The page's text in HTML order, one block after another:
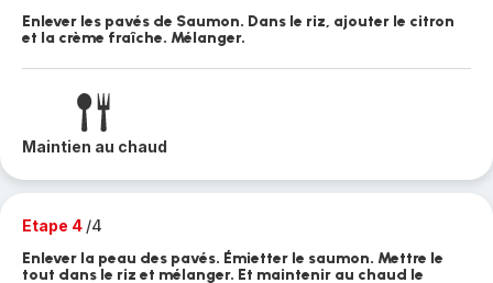
Enlever les pavés de Saumon. Dans le riz, ajouter le citron
et la crème fraîche. Mélanger.
Maintien au chaud
Etape 4 /4
Enlever la peau des pavés. Émietter le saumon. Mettre le
tout dans le riz et mélanger. Et maintenir au chaud le